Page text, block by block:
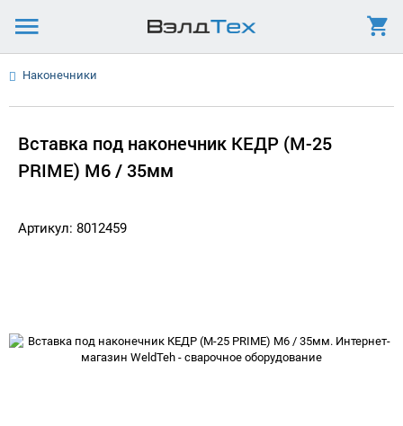
Наконечники
Вставка под наконечник КЕДР (M-25
PRIME) M6 / 35мм
Артикул: 8012459